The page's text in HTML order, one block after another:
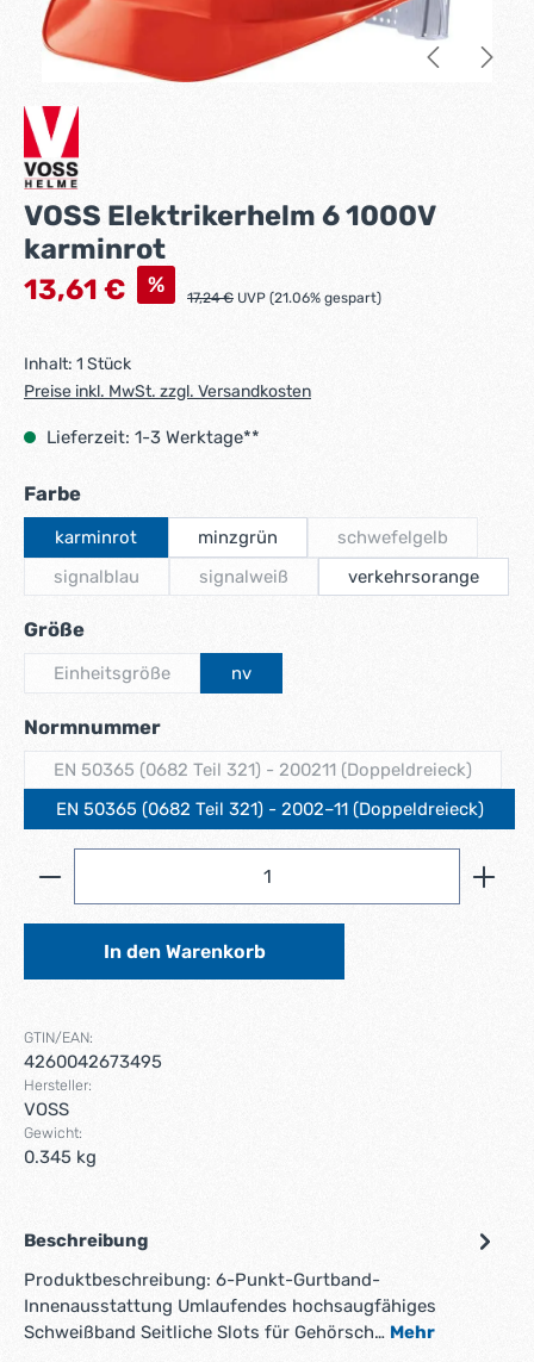
VOSS Elektrikerhelm 6 1000V
karminrot
Verkaufspreis:
13,61 € % Regulärer Preis:
17,24 € UVP (21.06% gespart)
Inhalt: 1 Stück
Preise inkl. MwSt. zzgl. Versandkosten
Lieferzeit: 1-3 Werktage**
Farbeauswählen
karminrot minzgrün schwefelgelb
(Diese Option ist
signalblau
(Diese Option ist zurzeit nicht verfügbar.)
signalweiß
(Diese Option ist zurzeit nicht verfügbar.)
verkehrsorange
Größeauswählen
Einheitsgröße
(Diese Option ist zurzeit nicht verfügbar.)
nv
Normnummerauswählen
EN 50365 (0682 Teil 321) - 200211 (Doppeldreieck)
(Diese Option ist zurzeit nicht
EN 50365 (0682 Teil 321) - 2002–11 (Doppeldreieck)
Produkt Anzahl: Gib den gewünschten Wert ein
In den Warenkorb
GTIN/EAN:
4260042673495
Hersteller:
VOSS
Gewicht:
0.345 kg
Beschreibung
Produktbeschreibung: 6-Punkt-Gurtband-
Innenausstattung Umlaufendes hochsaugfähiges
Schweißband Seitliche Slots für Gehörsch… Mehr